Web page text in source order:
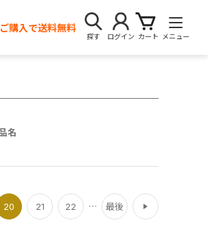
購入で送料無料
探す ログイン カート メニュー
名
20 21 22 最後